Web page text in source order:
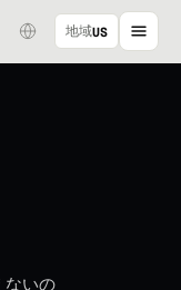
地域US
ないの